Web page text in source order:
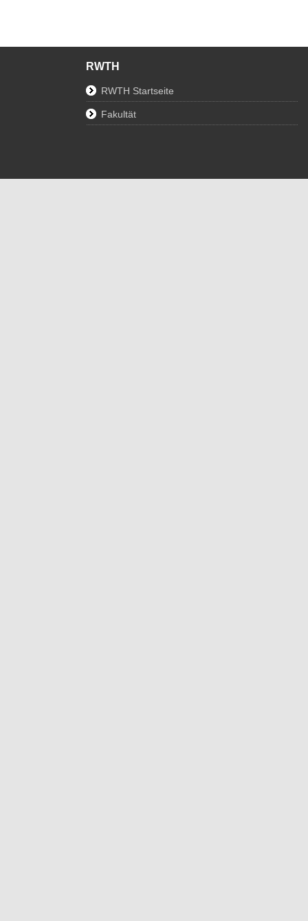
RWTH
RWTH Startseite
Fakultät